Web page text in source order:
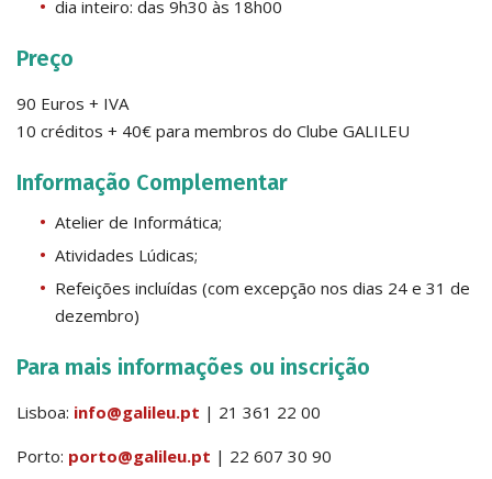
dia inteiro: das 9h30 às 18h00
Preço
90 Euros + IVA
10 créditos + 40€ para membros do Clube GALILEU
Informação Complementar
Atelier de Informática;
Atividades Lúdicas;
Refeições incluídas (com excepção nos dias 24 e 31 de
dezembro)
Para mais informações ou inscrição
Lisboa: info@galileu.pt | 21 361 22 00
Porto: porto@galileu.pt | 22 607 30 90